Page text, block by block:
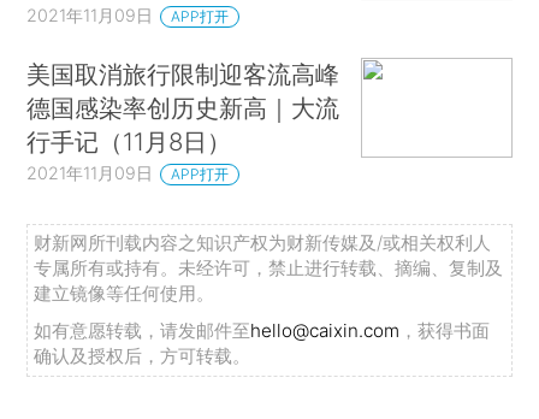
2021年11月09日 APP打开
美国取消旅行限制迎客流高峰
德国感染率创历史新高｜大流
行手记（11月8日）
2021年11月09日 APP打开
财新网所刊载内容之知识产权为财新传媒及/或相关权利人
专属所有或持有。未经许可，禁止进行转载、摘编、复制及
建立镜像等任何使用。
如有意愿转载，请发邮件至hello@caixin.com ，获得书面
确认及授权后，方可转载。